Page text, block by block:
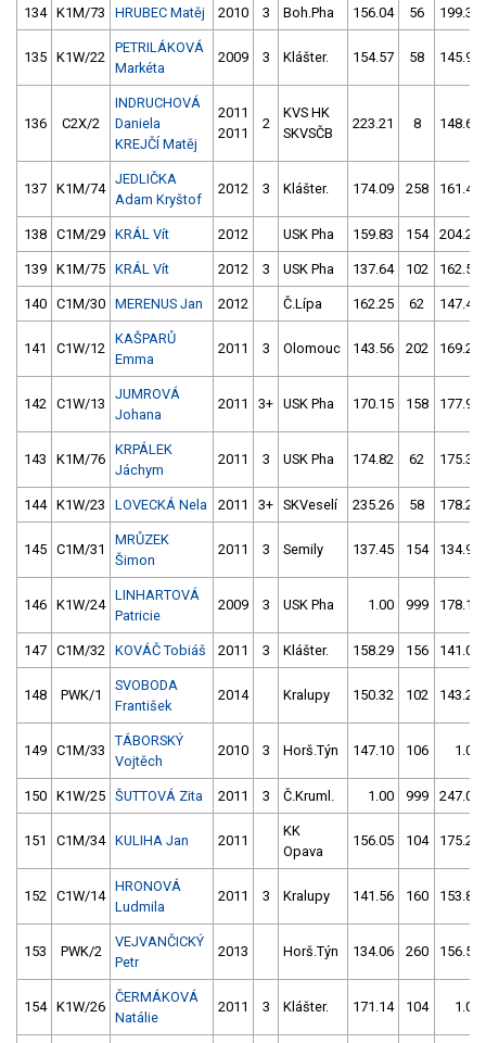
134 K1M/73 HRUBEC Matěj 2010 3 Boh.Pha 156.04 56 199.34
135 K1W/22
PETRILÁKOVÁ
Markéta
2009 3 Klášter. 154.57 58 145.99
136 C2X/2
INDRUCHOVÁ
Daniela
KREJČÍ Matěj
2011
2011
2
KVS HK
SKVSČB
223.21 8 148.66
137 K1M/74
JEDLIČKA
Adam Kryštof
2012 3 Klášter. 174.09 258 161.40
138 C1M/29 KRÁL Vít 2012 USK Pha 159.83 154 204.28
139 K1M/75 KRÁL Vít 2012 3 USK Pha 137.64 102 162.53
140 C1M/30 MERENUS Jan 2012 Č.Lípa 162.25 62 147.42
141 C1W/12
KAŠPARŮ
Emma
2011 3 Olomouc 143.56 202 169.24
142 C1W/13
JUMROVÁ
Johana
2011 3+ USK Pha 170.15 158 177.90
143 K1M/76
KRPÁLEK
Jáchym
2011 3 USK Pha 174.82 62 175.31
144 K1W/23 LOVECKÁ Nela 2011 3+ SKVeselí 235.26 58 178.27
145 C1M/31
MRŮZEK
Šimon
2011 3 Semily 137.45 154 134.91
146 K1W/24
LINHARTOVÁ
Patricie
2009 3 USK Pha 1.00 999 178.11
147 C1M/32 KOVÁČ Tobiáš 2011 3 Klášter. 158.29 156 141.09
148 PWK/1
SVOBODA
František
2014 Kralupy 150.32 102 143.28
149 C1M/33
TÁBORSKÝ
Vojtěch
2010 3 Horš.Týn 147.10 106 1.00
150 K1W/25 ŠUTTOVÁ Zita 2011 3 Č.Kruml. 1.00 999 247.06
151 C1M/34 KULIHA Jan 2011
KK
Opava
156.05 104 175.26
152 C1W/14
HRONOVÁ
Ludmila
2011 3 Kralupy 141.56 160 153.88
153 PWK/2
VEJVANČICKÝ
Petr
2013 Horš.Týn 134.06 260 156.55
154 K1W/26
ČERMÁKOVÁ
Natálie
2011 3 Klášter. 171.14 104 1.00